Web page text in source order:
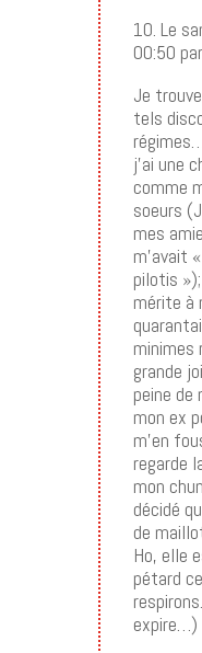
10. Le
00:50
Je
tels
j’ai une
comme
soeurs
mes
m’avait
pilotis
mérite à
minimes
grande
peine de
mon ex
m’en
regarde
mon
décidé
de
Ho, elle
pétard
expire…)